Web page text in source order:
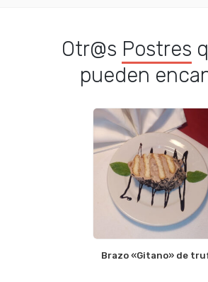
Otr@s Postres
pueden
Brazo «Gitano» de